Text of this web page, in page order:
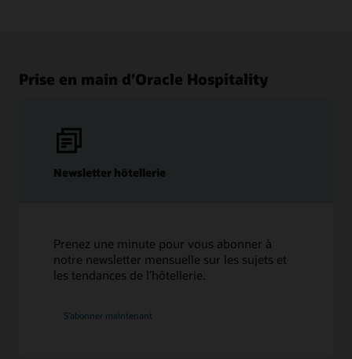
Prise en main d’Oracle Hospitality
Newsletter hôtellerie
Prenez une minute pour vous abonner à
notre newsletter mensuelle sur les sujets et
les tendances de l’hôtellerie.
S’abonner maintenant